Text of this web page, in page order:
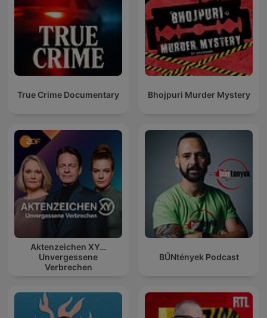
True Crime Documentary Bhojpuri Murder Mystery
Aktenzeichen XY…
Unvergessene
Verbrechen
BŰNtények Podcast